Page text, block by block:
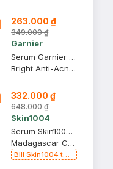
263.000 ₫
349.000 ₫
Garnier
Serum Garnier Giảm Mụn Mờ Thâm Cho Da Dầu, Mụn 30ml
Bright Anti-Acne Booster Serum
332.000 ₫
648.000 ₫
Skin1004
Serum Skin1004 Rau Má Làm Dịu & Hỗ Trợ Phục Hồi Da 100ml
Madagascar Centella Ampoule
Bill Skin1004 từ